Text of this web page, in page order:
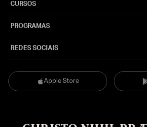
Apple Store
CURSOS
PROGRAMAS
REDES SOCIAIS